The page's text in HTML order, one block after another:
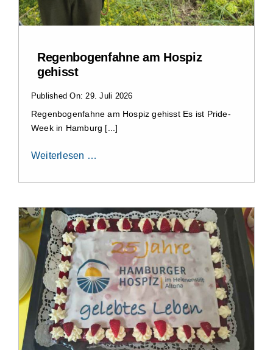
Regenbogenfahne am Hospiz
gehisst
Published On: 29. Juli 2026
Regenbogenfahne am Hospiz gehisst Es ist Pride-
Week in Hamburg [...]
Weiterlesen …